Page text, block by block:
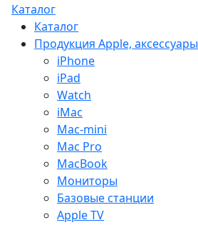
Каталог
Каталог
Продукция Apple, аксессуары
iPhone
iPad
Watch
iMac
Mac-mini
Mac Pro
MacBook
Мониторы
Базовые станции
Apple TV